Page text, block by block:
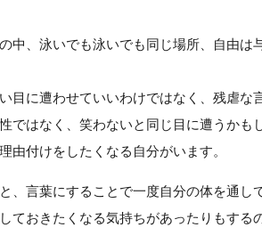
中、泳いでも泳いでも同じ場所、自由は
目に遭わせていいわけではなく、残虐な
ではなく、笑わないと同じ目に遭うかも
由付けをしたくなる自分がいます。
、言葉にすることで一度自分の体を通し
ておきたくなる気持ちがあったりもする